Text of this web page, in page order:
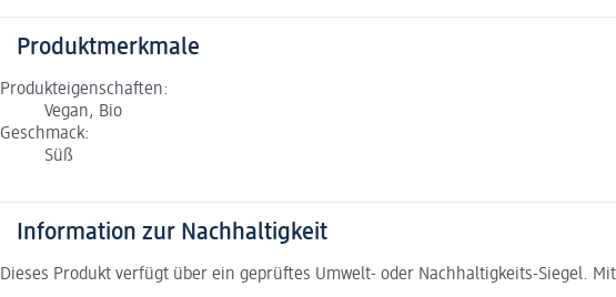
Produktmerkmale
Produkteigenschaften:
Vegan, Bio
Geschmack:
Süß
Information zur Nachhaltigkeit
Dieses Produkt verfügt über ein geprüftes Umwelt- oder Nachhaltigkeits-Siegel.